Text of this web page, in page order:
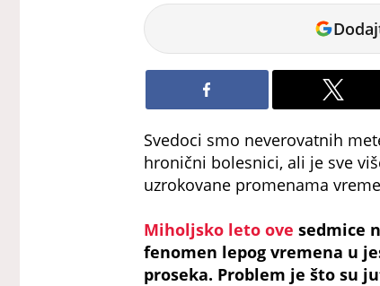
Marina
Letic
Svedoci smo neverovatnih
hronični bolesnici, ali je sve
uzrokovane promenama
Miholjsko leto ove sedmice
fenomen lepog vremena u
proseka. Problem je što su